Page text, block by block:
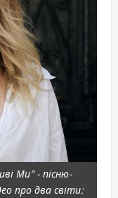
Ми” - пісню-
про два світи: